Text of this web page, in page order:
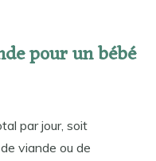
pour un bébé
par jour, soit
viande ou de